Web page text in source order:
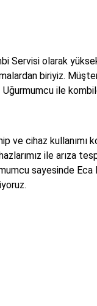
Servisi olarak
biriyiz.
ile
ve cihaz kullanımı
ile arıza
sayesinde